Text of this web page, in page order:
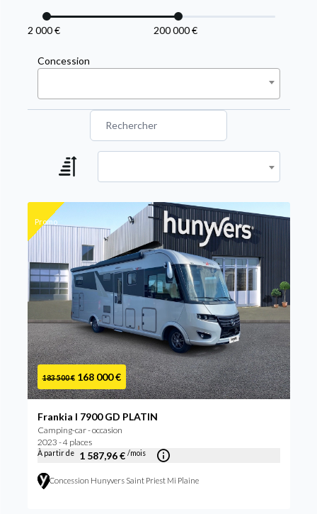
2 000 € 200 000 €
Concession
Promo
183 500 € 168 000 €
Frankia I 7900 GD PLATIN
Camping-car - occasion
2023 - 4 places
À partir de 1 587,96 € /mois
Concession Hunyvers Saint Priest Mi Plaine